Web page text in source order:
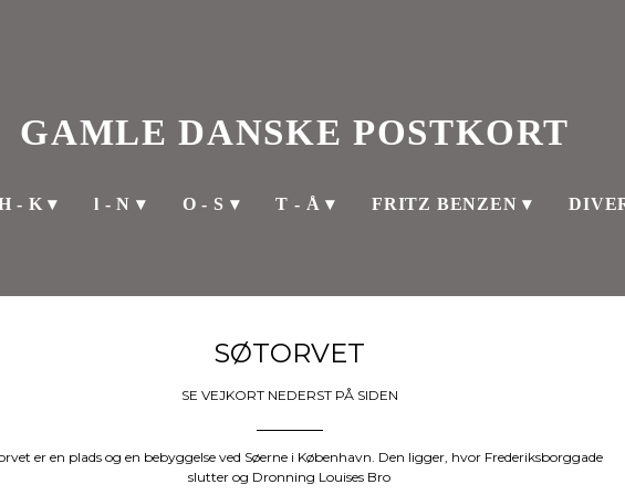
GAMLE DANSKE POSTKORT
- K l - N O - S T - Å FRITZ BENZEN
SØTORVET
SE VEJKORT NEDERST PÅ SIDEN
er en plads og en bebyggelse ved Søerne i København. Den ligger, hvor Frederiksborggade
slutter og Dronning Louises Bro